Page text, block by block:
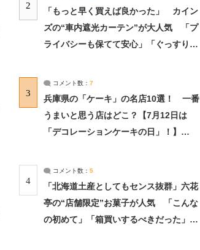
2
「もっと早く買えば良かった」 カイン
ズの“車内遮光カーテン”が大人気 「プ
ライバシーも保てて安心」「ぐっすり眠
3
コメント数： 7
兵庫県の「ケーキ」の名店10選！ 一番
うまいと思う店はどこ？【7月12日は
「デコレーションケーキの日」！】
4
コメント数： 5
「北海道土産としてもセンス抜群」六花
亭の“店舗限定”お菓子が人気 「こんな
の初めて」「箱買いするべきだった」